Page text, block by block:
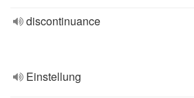
discontinuance
Einstellung